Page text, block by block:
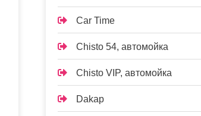
Car Time
Chisto 54, автомойка
Chisto VIP, автомойка
Dakap